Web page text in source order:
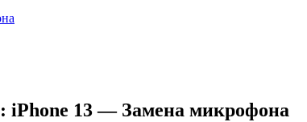
iPhone 13 — Замена микрофона